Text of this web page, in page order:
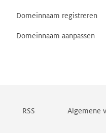
Domeinnaam registreren
Domeinnaam aanpassen
RSS Algemene